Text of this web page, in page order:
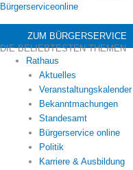
Bürgerserviceonline
ZUM BÜRGERSERVICE
DIE BELIEBTESTEN THEMEN
Rathaus
Aktuelles
Veranstaltungskalender
Bekanntmachungen
Standesamt
Bürgerservice online
Politik
Karriere & Ausbildung